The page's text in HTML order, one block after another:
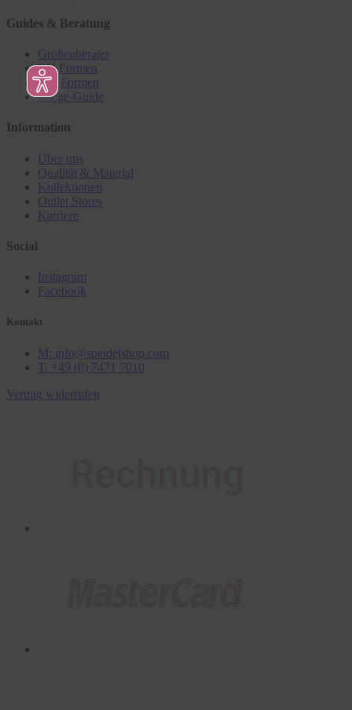
Guides & Beratung
Größenberater
BH Formen
Slip Formen
Pflege-Guide
Information
Über uns
Qualität & Material
Kollektionen
Outlet Stores
Karriere
Social
Instagram
Facebook
Kontakt
M: info@speidelshop.com
T: +49 (0) 7471 7010
Vertrag widerrufen